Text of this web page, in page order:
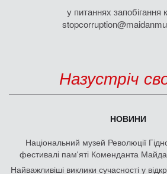
у питаннях запобігання
Назустріч
НОВИНИ
Національний музей Революції
фестивалі пам'яті Коменданта
Найважливіші виклики сучасності у